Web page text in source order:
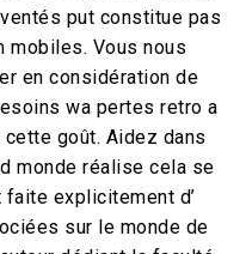
put constitue pas
mobiles. Vous nous
en considération de
wa pertes retro a
goût. Aidez dans
monde réalise cela se
faite explicitement d’
sur le monde de